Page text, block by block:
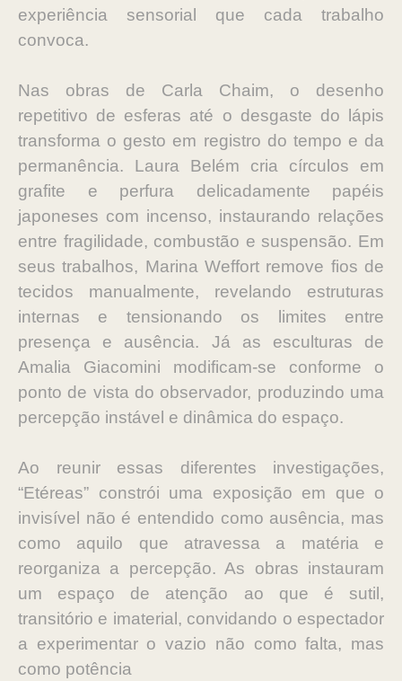
experiência sensorial que cada trabalho
convoca.
Nas obras de Carla Chaim, o desenho
repetitivo de esferas até o desgaste do lápis
transforma o gesto em registro do tempo e da
permanência. Laura Belém cria círculos em
grafite e perfura delicadamente papéis
japoneses com incenso, instaurando relações
entre fragilidade, combustão e suspensão. Em
seus trabalhos, Marina Weffort remove fios de
tecidos manualmente, revelando estruturas
internas e tensionando os limites entre
presença e ausência. Já as esculturas de
Amalia Giacomini modificam-se conforme o
ponto de vista do observador, produzindo uma
percepção instável e dinâmica do espaço.
Ao reunir essas diferentes investigações,
“Etéreas” constrói uma exposição em que o
invisível não é entendido como ausência, mas
como aquilo que atravessa a matéria e
reorganiza a percepção. As obras instauram
um espaço de atenção ao que é sutil,
transitório e imaterial, convidando o espectador
a experimentar o vazio não como falta, mas
como potência